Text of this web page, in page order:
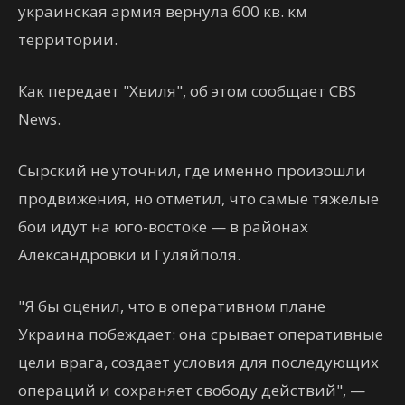
украинская армия вернула 600 кв. км
территории.
Как передает "Хвиля", об этом сообщает CBS
News.
Сырский не уточнил, где именно произошли
продвижения, но отметил, что самые тяжелые
бои идут на юго-востоке — в районах
Александровки и Гуляйполя.
"Я бы оценил, что в оперативном плане
Украина побеждает: она срывает оперативные
цели врага, создает условия для последующих
операций и сохраняет свободу действий", —